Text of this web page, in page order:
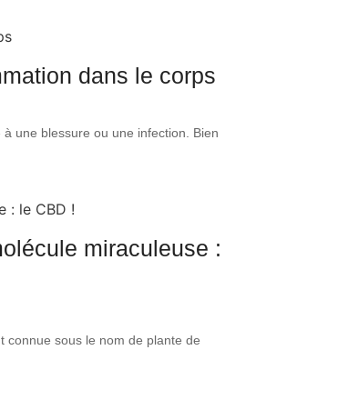
dans le corps
une blessure ou une infection. Bien
miraculeuse :
connue sous le nom de plante de